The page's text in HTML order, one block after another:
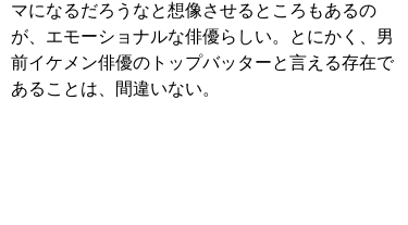
マになるだろうなと想像させるところもあるの
が、エモーショナルな俳優らしい。とにかく、男
前イケメン俳優のトップバッターと言える存在で
あることは、間違いない。